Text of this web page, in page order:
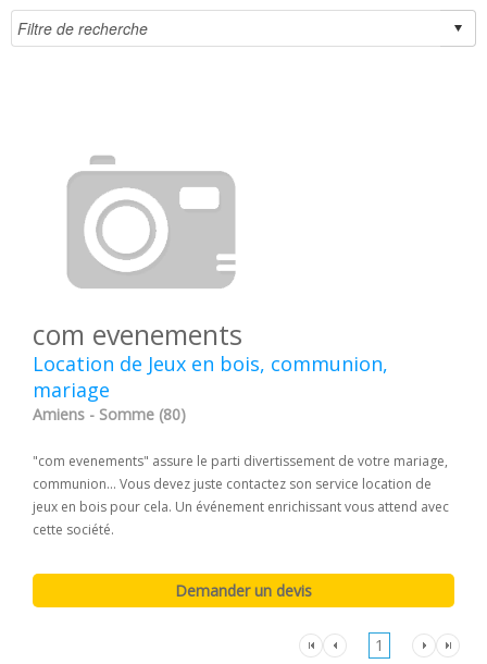
com evenements
Location de Jeux en bois, communion,
mariage
Amiens - Somme (80)
"com evenements" assure le parti divertissement de votre mariage,
communion... Vous devez juste contactez son service location de
jeux en bois pour cela. Un événement enrichissant vous attend avec
cette société.
1